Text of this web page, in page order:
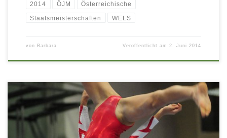
2014 ÖJM Österreichische
Staatsmeisterschaften WELS
von Barbara Veröffentlicht am 2. Juni 2014
Ein gelungener und erfolgreicher Abschluss dieser Saison! Oli (J1) und
Richi (J1-Kür) – beste Wiener in ihrer Stufe !!! BRAVO!!! Alle unsere